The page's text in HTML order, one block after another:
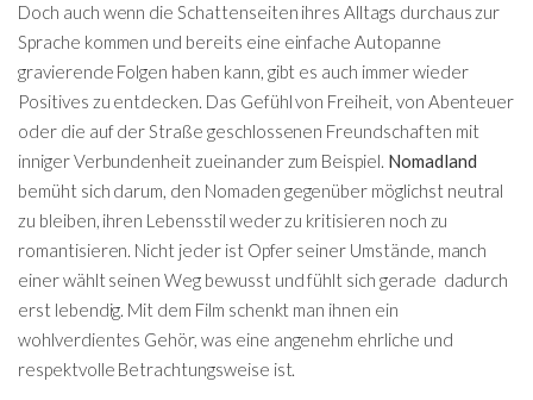
Doch auch wenn die Schattenseiten ihres Alltags durchaus zur
Sprache kommen und bereits eine einfache Autopanne
gravierende Folgen haben kann, gibt es auch immer wieder
Positives zu entdecken. Das Gefühl von Freiheit, von Abenteuer
oder die auf der Straße geschlossenen Freundschaften mit
inniger Verbundenheit zueinander zum Beispiel. Nomadland
bemüht sich darum, den Nomaden gegenüber möglichst neutral
zu bleiben, ihren Lebensstil weder zu kritisieren noch zu
romantisieren. Nicht jeder ist Opfer seiner Umstände, manch
einer wählt seinen Weg bewusst und fühlt sich gerade dadurch
erst lebendig. Mit dem Film schenkt man ihnen ein
wohlverdientes Gehör, was eine angenehm ehrliche und
respektvolle Betrachtungsweise ist.